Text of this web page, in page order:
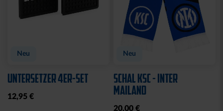
Neu
UNTERSETZER 4ER-SET
12,95 €
Neu
SCHAL KSC - INTER
MAILAND
20,00 €